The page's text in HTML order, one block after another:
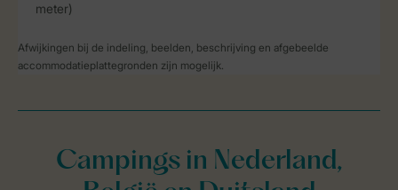
meter)
Afwijkingen bij de indeling, beelden, beschrijving en afgebeelde
accommodatieplattegronden zijn mogelijk.
Campings in Nederland,